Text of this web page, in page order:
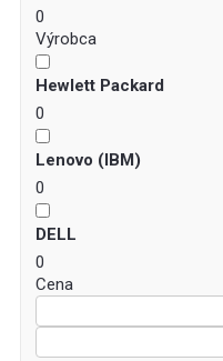
0
Výrobca
Hewlett Packard
0
Lenovo (IBM)
0
DELL
0
Cena